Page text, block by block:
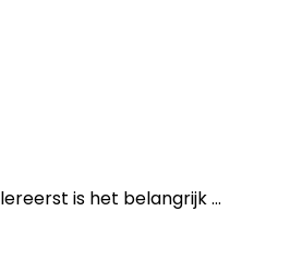
is het belangrijk ...